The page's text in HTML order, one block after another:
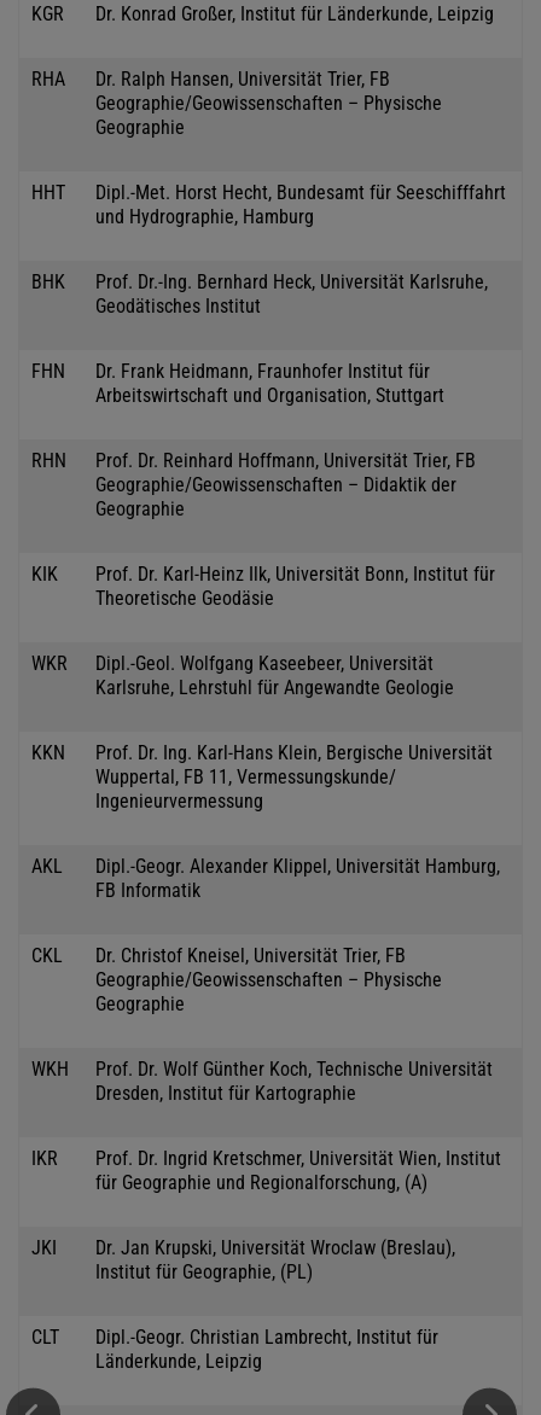
KGR Dr. Konrad Großer, Institut für Länderkunde, Leipzig
RHA
Dr. Ralph Hansen, Universität Trier, FB
Geographie/Geowissenschaften – Physische
Geographie
HHT
Dipl.-Met. Horst Hecht, Bundesamt für Seeschifffahrt
und Hydrographie, Hamburg
BHK
Prof. Dr.-Ing. Bernhard Heck, Universität Karlsruhe,
Geodätisches Institut
FHN
Dr. Frank Heidmann, Fraunhofer Institut für
Arbeitswirtschaft und Organisation, Stuttgart
RHN
Prof. Dr. Reinhard Hoffmann, Universität Trier, FB
Geographie/Geowissenschaften – Didaktik der
Geographie
KIK
Prof. Dr. Karl-Heinz Ilk, Universität Bonn, Institut für
Theoretische Geodäsie
WKR
Dipl.-Geol. Wolfgang Kaseebeer, Universität
Karlsruhe, Lehrstuhl für Angewandte Geologie
KKN
Prof. Dr. Ing. Karl-Hans Klein, Bergische Universität
Wuppertal, FB 11, Vermessungskunde/
Ingenieurvermessung
AKL
Dipl.-Geogr. Alexander Klippel, Universität Hamburg,
FB Informatik
CKL
Dr. Christof Kneisel, Universität Trier, FB
Geographie/Geowissenschaften – Physische
Geographie
WKH
Prof. Dr. Wolf Günther Koch, Technische Universität
Dresden, Institut für Kartographie
IKR
Prof. Dr. Ingrid Kretschmer, Universität Wien, Institut
für Geographie und Regionalforschung, (A)
JKI
Dr. Jan Krupski, Universität Wroclaw (Breslau),
Institut für Geographie, (PL)
CLT
Dipl.-Geogr. Christian Lambrecht, Institut für
Länderkunde, Leipzig